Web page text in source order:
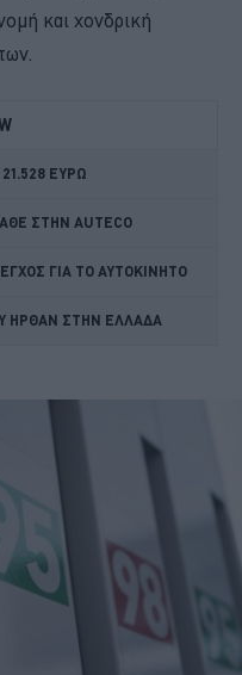
και χονδρική
21.528 ΕΥΡΩ
ΣΤΗΝ ΑUTECO
ΓΙΑ ΤΟ ΑΥΤΟΚΙΝΗΤΟ
ΗΡΘΑΝ ΣΤΗΝ ΕΛΛΑΔΑ